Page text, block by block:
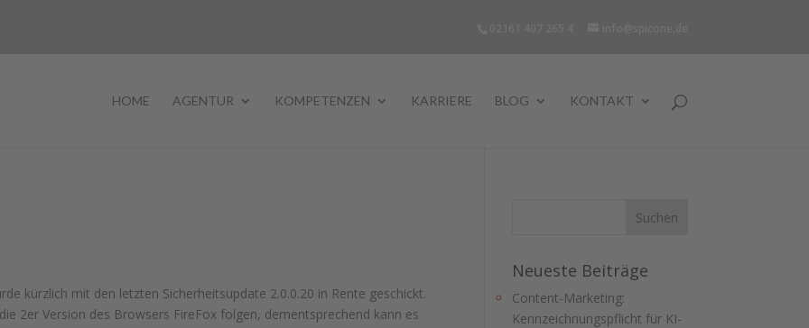
HOME AGENTUR KOMPETENZEN KARRIERE BLOG KONTAKT
kürzlich mit den letzten Sicherheitsupdate 2.0.0.20 in Rente geschickt.
2er Version des Browsers FireFox folgen, dementsprechend kann es
Neueste Beiträge
Content-Marketing:
Kennzeichnungspflicht für KI-